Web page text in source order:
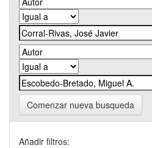
Comenzar nueva busqueda
Añadir filtros: